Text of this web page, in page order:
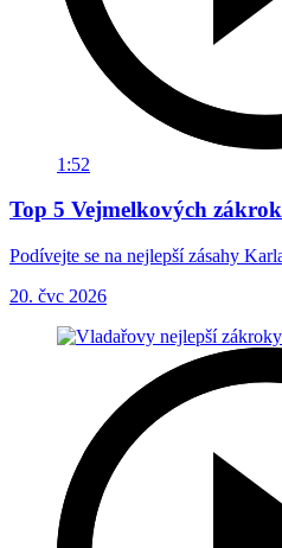
1:52
Top 5 Vejmelkových
Podívejte se na nejlepší zásahy
20. čvc 2026